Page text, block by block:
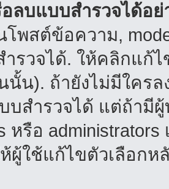
ลบแบบสำรวจได้อย่
พสต์ข้อความ,
รวจได้. ให้คลิกแก้
นั้น). ถ้ายังไม่มีใค
บสำรวจได้ แต่ถ้ามี
หรือ
ผู้ใช้แก้ไขตัวเลือกห